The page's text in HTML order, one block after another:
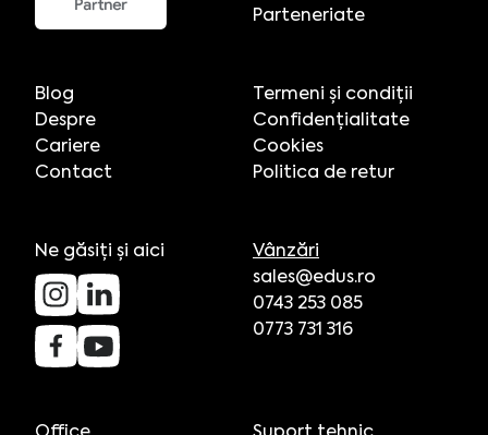
Parteneriate
Blog
Despre
Cariere
Contact
Termeni și condiții
Confidențialitate
Cookies
Politica de retur
Ne găsiți și aici
Vânzări
sales@edus.ro
0743 253 085
0773 731 316